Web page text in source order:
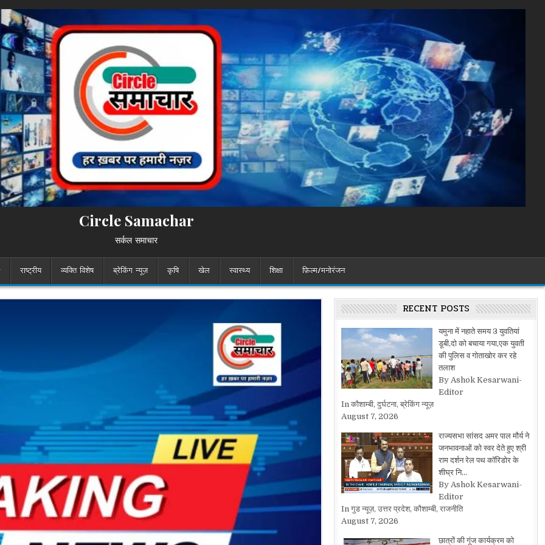
Circle Samachar
सर्कल समाचार
राष्ट्रीय व्यक्ति विशेष ब्रेकिंग न्यूज़ कृषि खेल स्वास्थ्य शिक्षा फ़िल्म/मनोरंजन
RECENT POSTS
यमुना में नहाते समय 3 युवतियां
डूबी,दो को बचाया गया,एक युवती
की पुलिस व गोताखोर कर रहे
तलाश
By Ashok Kesarwani-
Editor
In कौशाम्बी, दुर्घटना, ब्रेकिंग न्यूज़
August 7, 2026
राज्यसभा सांसद अमर पाल मौर्य ने
जनभावनाओं को स्वर देते हुए श्री
राम दर्शन रेल पथ कॉरिडोर के
शीघ्र नि…
By Ashok Kesarwani-
Editor
In गुड न्यूज़, उत्तर प्रदेश, कौशाम्बी, राजनीति
August 7, 2026
छात्रों की गूंज कार्यक्रम को